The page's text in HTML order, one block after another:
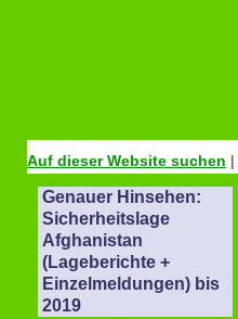
Auf dieser Website suchen |
Genauer Hinsehen:
Sicherheitslage
Afghanistan
(Lageberichte +
Einzelmeldungen) bis
2019